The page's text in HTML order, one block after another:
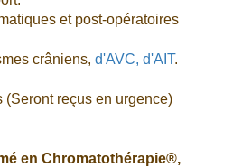
et post-opératoires
crâniens, d'AVC, d'AIT.
(Seront reçus en urgence)
en Chromatothérapie®,